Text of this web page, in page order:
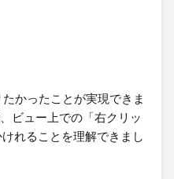
かったことが実現できま
ビュー上での「右クリッ
れることを理解できまし